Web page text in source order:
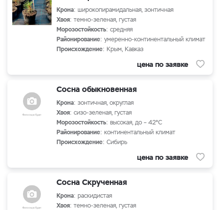
Крона: широкопирамидальная, зонтичная
Хвоя: темно-зеленая, густая
Морозостойкость: средняя
Районирование: умеренно-континентальный климат
Происхождение: Крым, Кавказ
цена по заявке
Сосна обыкновенная
Крона: зонтичная, округлая
Хвоя: сизо-зеленая, густая
Морозостойкость: высокая, до – 42°С
Районирование: континентальный климат
Происхождение: Сибирь
цена по заявке
Сосна Скрученная
Крона: раскидистая
Хвоя: темно-зеленая, густая